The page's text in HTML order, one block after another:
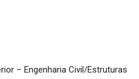
– Engenharia Civil/Estruturas